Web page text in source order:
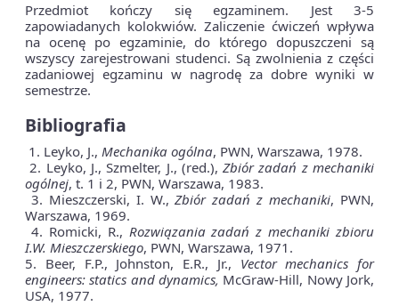
Przedmiot kończy się egzaminem. Jest 3-5
zapowiadanych kolokwiów. Zaliczenie ćwiczeń wpływa
na ocenę po egzaminie, do którego dopuszczeni są
wszyscy zarejestrowani studenci. Są zwolnienia z części
zadaniowej egzaminu w nagrodę za dobre wyniki w
semestrze.
Bibliografia
1. Leyko, J., Mechanika ogólna, PWN, Warszawa, 1978.
2. Leyko, J., Szmelter, J., (red.),Zbiór zadań z mechaniki
ogólnej, t. 1 i 2, PWN, Warszawa, 1983.
3. Mieszczerski, I. W.,Zbiór zadań z mechaniki, PWN,
Warszawa, 1969.
4. Romicki, R., Rozwiązania zadań z mechaniki zbioru
I.W. Mieszczerskiego, PWN, Warszawa, 1971.
5. Beer, F.P., Johnston, E.R., Jr., Vector mechanics for
engineers: statics and dynamics, McGraw-Hill, Nowy Jork,
USA, 1977.